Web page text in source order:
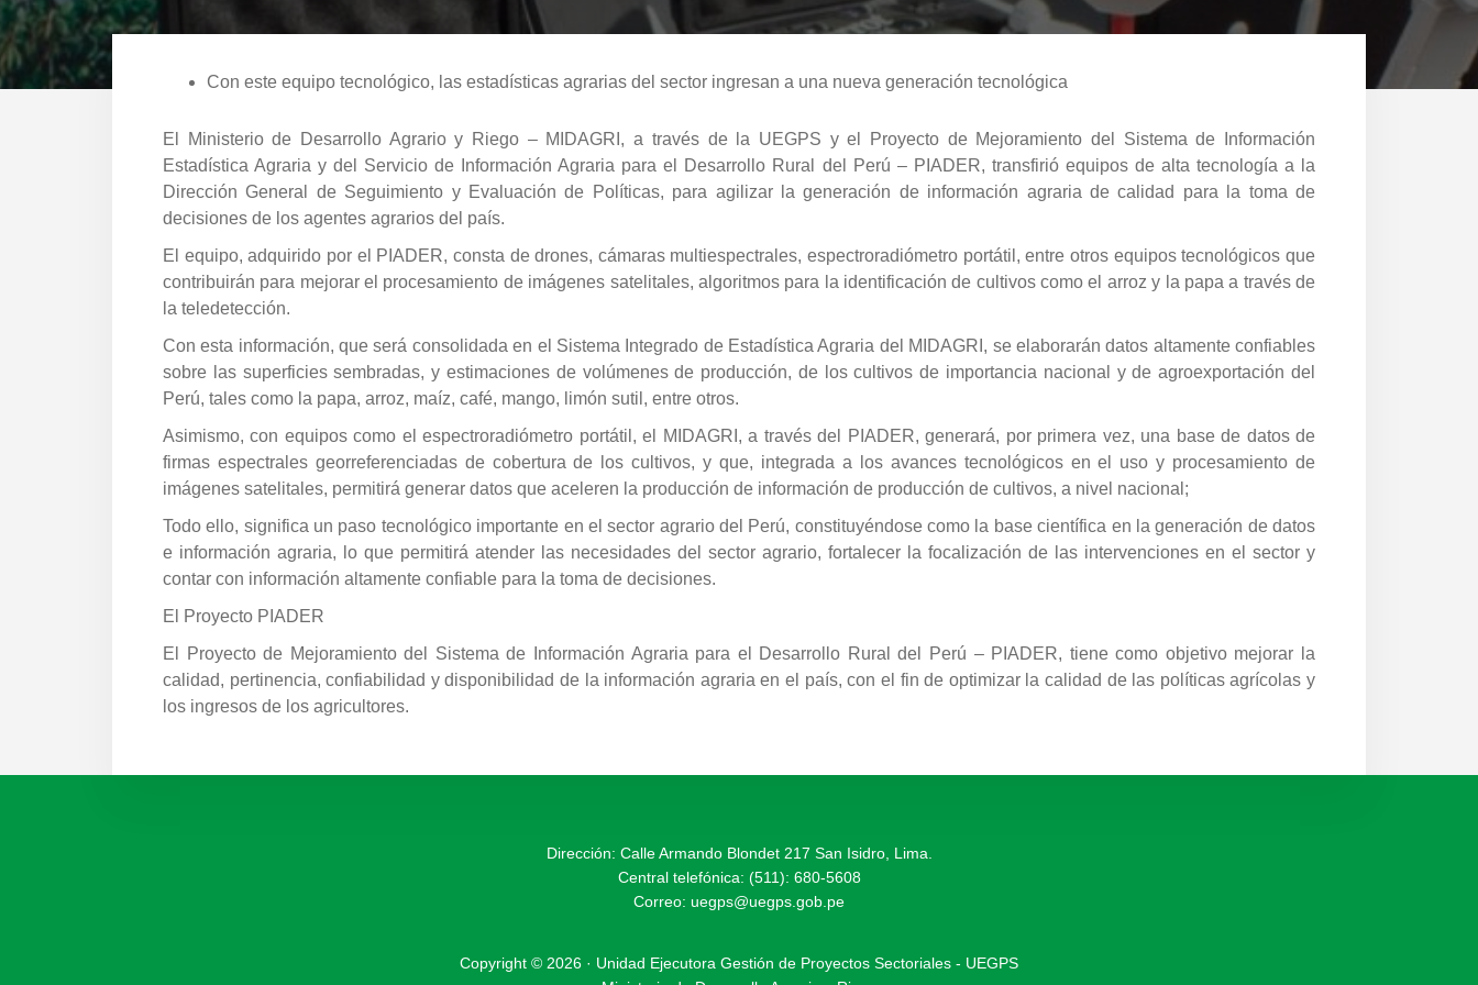
Con este equipo tecnológico, las estadísticas agrarias del sector ingresan a una nueva generación tecnológica
El Ministerio de Desarrollo Agrario y Riego – MIDAGRI, a través de la UEGPS y el Proyecto de Mejoramiento del Sistema de Información
Estadística Agraria y del Servicio de Información Agraria para el Desarrollo Rural del Perú – PIADER, transfirió equipos de alta tecnología a la
Dirección General de Seguimiento y Evaluación de Políticas, para agilizar la generación de información agraria de calidad para la toma de
decisiones de los agentes agrarios del país.
El equipo, adquirido por el PIADER, consta de drones, cámaras multiespectrales, espectroradiómetro portátil, entre otros equipos tecnológicos que
contribuirán para mejorar el procesamiento de imágenes satelitales, algoritmos para la identificación de cultivos como el arroz y la papa a través de
la teledetección.
Con esta información, que será consolidada en el Sistema Integrado de Estadística Agraria del MIDAGRI, se elaborarán datos altamente confiables
sobre las superficies sembradas, y estimaciones de volúmenes de producción, de los cultivos de importancia nacional y de agroexportación del
Perú, tales como la papa, arroz, maíz, café, mango, limón sutil, entre otros.
Asimismo, con equipos como el espectroradiómetro portátil, el MIDAGRI, a través del PIADER, generará, por primera vez, una base de datos de
firmas espectrales georreferenciadas de cobertura de los cultivos, y que, integrada a los avances tecnológicos en el uso y procesamiento de
imágenes satelitales, permitirá generar datos que aceleren la producción de información de producción de cultivos, a nivel nacional;
Todo ello, significa un paso tecnológico importante en el sector agrario del Perú, constituyéndose como la base científica en la generación de datos
e información agraria, lo que permitirá atender las necesidades del sector agrario, fortalecer la focalización de las intervenciones en el sector y
contar con información altamente confiable para la toma de decisiones.
El Proyecto PIADER
El Proyecto de Mejoramiento del Sistema de Información Agraria para el Desarrollo Rural del Perú – PIADER, tiene como objetivo mejorar la
calidad, pertinencia, confiabilidad y disponibilidad de la información agraria en el país, con el fin de optimizar la calidad de las políticas agrícolas y
los ingresos de los agricultores.
Dirección: Calle Armando Blondet 217 San Isidro, Lima.
Central telefónica: (511): 680-5608
Correo: uegps@uegps.gob.pe
Copyright © 2026 · Unidad Ejecutora Gestión de Proyectos Sectoriales - UEGPS